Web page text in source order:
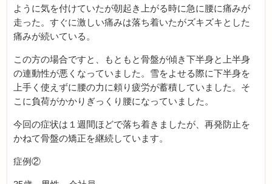
ように気を付けていたが朝起き上がる時に急に腰に痛みが
走った。すぐに激しい痛みは落ち着いたがズキズキとした
痛みが続いている。
この方の場合ですと、もともと骨盤が傾き下半身と上半身
の連動性が悪くなっていました。雪をよせる際に下半身を
上手く使えずに腰の力に頼り疲労が蓄積していました。そ
こに負荷がかかりぎっくり腰になっていました。
今回の症状は１週間ほどで落ち着きましたが、再発防止を
かねて骨盤の矯正を継続しています。
症例②